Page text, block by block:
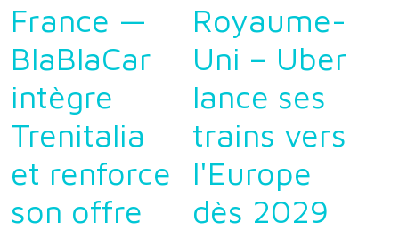
France —
BlaBlaCar
intègre
Trenitalia
et renforce
son offre
Royaume-
Uni – Uber
lance ses
trains vers
l'Europe
dès 2029